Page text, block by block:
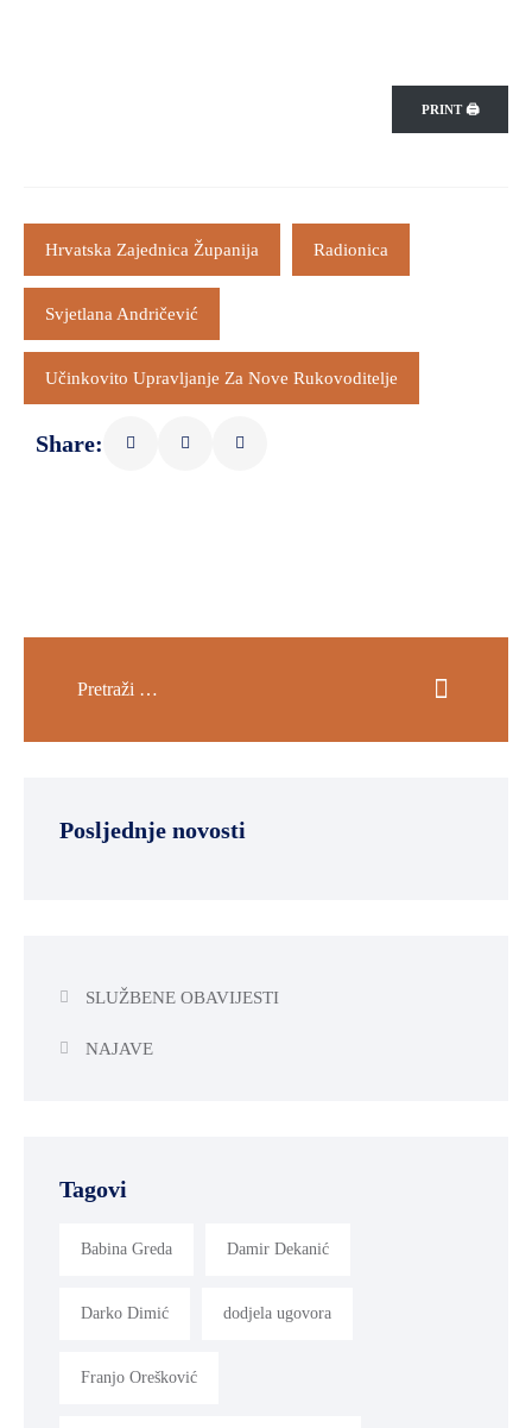
PRINT 🖨
Hrvatska Zajednica Županija Radionica
Svjetlana Andričević
Učinkovito Upravljanje Za Nove Rukovoditelje
Share:
Posljednje novosti
SLUŽBENE OBAVIJESTI
NAJAVE
Tagovi
Babina Greda Damir Dekanić
Darko Dimić dodjela ugovora
Franjo Orešković